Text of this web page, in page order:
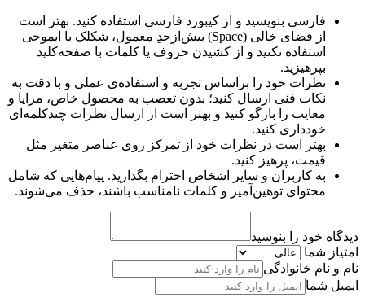
فارسی بنویسید و از کیبورد فارسی استفاده کنید. بهتر است
از فضای خالی (Space) بیش‌از‌حدِ معمول، شکلک یا ایموجی
استفاده نکنید و از کشیدن حروف یا کلمات با صفحه‌کلید
بپرهیزید.
نظرات خود را براساس تجربه و استفاده‌ی عملی و با دقت به
نکات فنی ارسال کنید؛ بدون تعصب به محصول خاص، مزایا و
معایب را بازگو کنید و بهتر است از ارسال نظرات چندکلمه‌‌ای
خودداری کنید.
بهتر است در نظرات خود از تمرکز روی عناصر متغیر مثل
قیمت، پرهیز کنید.
به کاربران و سایر اشخاص احترام بگذارید. پیام‌هایی که شامل
محتوای توهین‌آمیز و کلمات نامناسب باشند، حذف می‌شوند.
دیدگاه خود را بنوسید
امتیاز شما
نام و نام خانوادگی
ایمیل شما